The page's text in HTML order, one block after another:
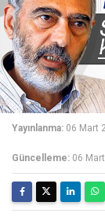
Yayınlanma: 06 Mart
Güncelleme: 06